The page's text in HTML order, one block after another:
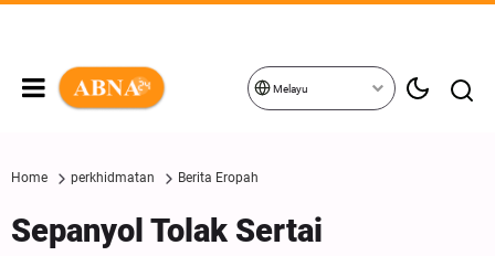
Melayu
Home perkhidmatan Berita Eropah
Sepanyol Tolak Sertai